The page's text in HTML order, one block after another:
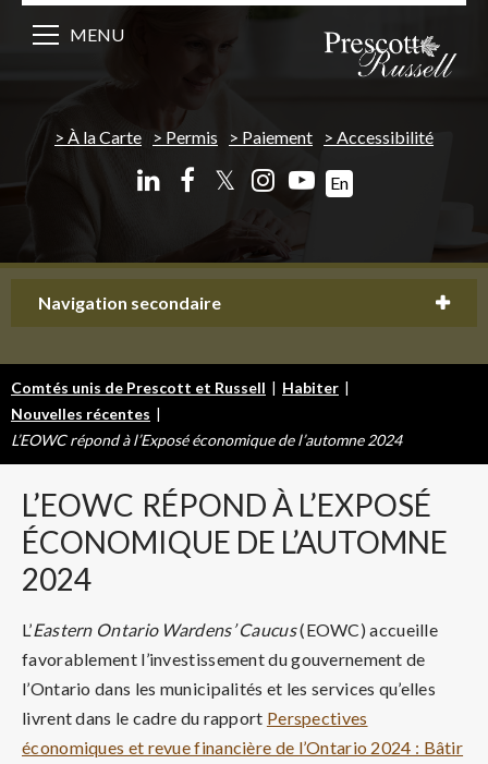
À la Carte Permis Paiement Accessibilité
𝕏 En
MENU
Navigation secondaire
Comtés unis de Prescott et Russell | Habiter |
Nouvelles récentes |
L’EOWC répond à l’Exposé économique de l’automne 2024
L’EOWC RÉPOND À L’EXPOSÉ
ÉCONOMIQUE DE L’AUTOMNE
2024
L’Eastern Ontario Wardens’ Caucus(EOWC) accueille
favorablement l’investissement du gouvernement de
l’Ontario dans les municipalités et les services qu’elles
livrent dans le cadre du rapport Perspectives
économiques et revue financière de l’Ontario 2024 : Bâtir